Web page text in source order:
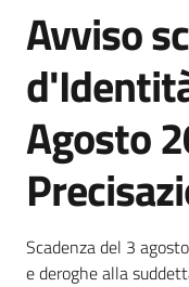
Avviso
Agosto
Dettagli
Scadenza del 3
e deroghe alla